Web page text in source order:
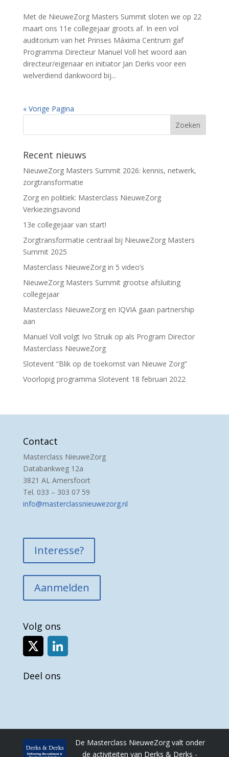
Met de NieuweZorg Masters Summit sloten we op 22
maart ons 11e collegejaar groots af. In een vol
auditorium van het Prinses Máxima Centrum gaf
Programma Directeur Manuel Voll het woord aan
directeur/eigenaar en initiator Jan Derks voor een
welverdiend dankwoord bij...
« Vorige Pagina
Recent nieuws
NieuweZorg Masters Summit 2026: kennis, netwerk,
zorgtransformatie
Zorg en politiek: Masterclass NieuweZorg
Verkiezingsavond
13e collegejaar van start!
Zorgtransformatie centraal bij NieuweZorg Masters
Summit 2025
Masterclass NieuweZorg in 5 video’s
NieuweZorg Masters Summit grootse afsluiting
collegejaar
Masterclass NieuweZorg en IQVIA gaan partnership
aan
Manuel Voll volgt Ivo Struik op als Program Director
Masterclass NieuweZorg
Slotevent “Blik op de toekomst van Nieuwe Zorg”
Voorlopig programma Slotevent 18 februari 2022
Contact
Masterclass NieuweZorg
Databankweg 12a
3821 AL Amersfoort
Tel. 033 – 303 07 59
info@masterclassnieuwezorg.nl
Interesse?
Aanmelden
Volg ons
Deel ons
De Masterclass NieuweZorg valt onder
de activiteiten van Derks & Derks -